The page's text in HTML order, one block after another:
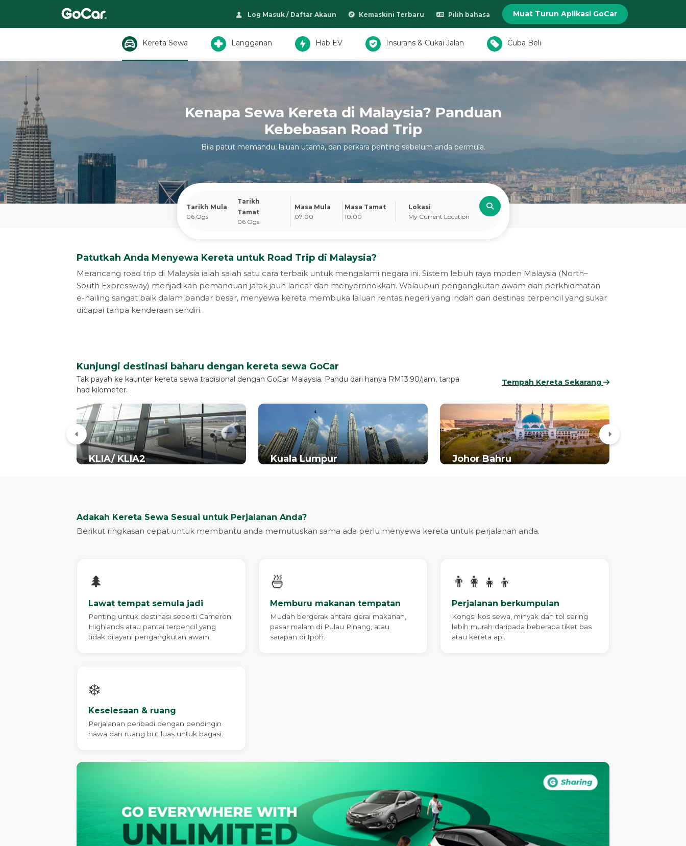
Log Masuk / Daftar Akaun Kemaskini Terbaru Pilih bahasa Muat Turun Aplikasi GoCar
Kereta Sewa Langganan Hab EV Insurans & Cukai Jalan Cuba Beli
Kenapa Sewa Kereta di Malaysia? Panduan
Kebebasan Road Trip
Bila patut memandu, laluan utama, dan perkara penting sebelum anda bermula.
Tarikh Mula
06 Ogs
Tarikh
Tamat
06 Ogs
Masa Mula
07:00
Masa Tamat
10:00
Lokasi
My Current Location
Patutkah Anda Menyewa Kereta untuk Road Trip di Malaysia?
Merancang road trip di Malaysia ialah salah satu cara terbaik untuk mengalami negara ini. Sistem lebuh raya moden Malaysia (North–
South Expressway) menjadikan pemanduan jarak jauh lancar dan menyeronokkan. Walaupun pengangkutan awam dan perkhidmatan
e-hailing sangat baik dalam bandar besar, menyewa kereta membuka laluan rentas negeri yang indah dan destinasi terpencil yang sukar
dicapai tanpa kenderaan sendiri.
Kunjungi destinasi baharu dengan kereta sewa GoCar
Tak payah ke kaunter kereta sewa tradisional dengan GoCar Malaysia. Pandu dari hanya RM13.90/jam, tanpa
had kilometer.
Tempah Kereta Sekarang
KLIA/ KLIA2 Kuala Lumpur Johor Bahru
Adakah Kereta Sewa Sesuai untuk Perjalanan Anda?
Berikut ringkasan cepat untuk membantu anda memutuskan sama ada perlu menyewa kereta untuk perjalanan anda.
🌲
Lawat tempat semula jadi
Penting untuk destinasi seperti Cameron
Highlands atau pantai terpencil yang
tidak dilayani pengangkutan awam.
🍜
Memburu makanan tempatan
Mudah bergerak antara gerai makanan,
pasar malam di Pulau Pinang, atau
sarapan di Ipoh.
👨‍👩‍👧‍👦
Perjalanan berkumpulan
Kongsi kos sewa, minyak dan tol sering
lebih murah daripada beberapa tiket bas
atau kereta api.
❄️
Keselesaan & ruang
Perjalanan peribadi dengan pendingin
hawa dan ruang but luas untuk bagasi.